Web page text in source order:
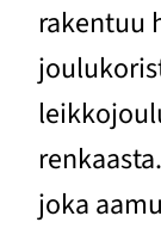
rakentuu
joka